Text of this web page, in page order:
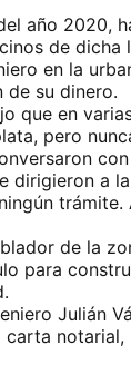
año 2020,
de dicha
en la
su dinero.
que en
pero
dirigieron a
de la
para
Julián